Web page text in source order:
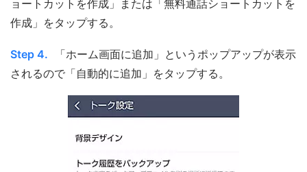
ョートカットを作成」または「無料通話ショートカットを
作成」をタップする。
Step 4.
「ホーム画面に追加」というポップアップが表示
されるので「自動的に追加」をタップする。